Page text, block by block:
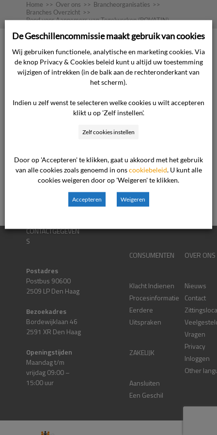
Home >> Over ons >> Brancheorganisaties >>
Branches Overzicht >>
Bond voor Aannemers van Tegelwerken (BOVATIN)
De Bond voor Aannemers van Tegelwerken
Bekijk de site van BOVATIN opwww.bovatin.nl.
CONTACTGEGEVEN
S
Postadres
Postbus 90600
2509 LP Den Haag
Bezoekadres
Bordewijklaan 46
2591 XR Den Haag
Openingstijden
Maandag t/m
vrijdag 09:00 –
15:00 uur
CONSUMENTEN
Klacht Indienen
Procesinformatie
Eerdere
Uitspraken
ZAKELIJK
Aansluiten
Een Geschil
OVER ONS
Nieuws
Contact
Vragen
Privacy
Inloggen
Other
De Geschillencommissie maakt gebruik van cookies
Wij gebruiken functionele, analytische en marketing cookies. Via
de knop Privacy & Cookies beleid kunt u altijd uw toestemming
wijzigen of intrekken (in de balk aan de rechteronderkant van
het scherm).
Indien u zelf wenst te selecteren welke cookies u wilt accepteren
klikt u op 'Zelf instellen'.
Zelf cookies instellen
Door op 'Accepteren' te klikken, gaat u akkoord met het gebruik
van alle cookies zoals genoemd in onscookiebeleid . U kunt alle
cookies weigeren door op 'Weigeren' te klikken.
Accepteren Weigeren